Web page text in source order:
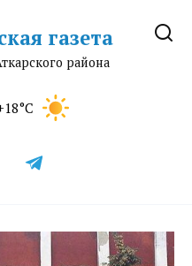
газета
района